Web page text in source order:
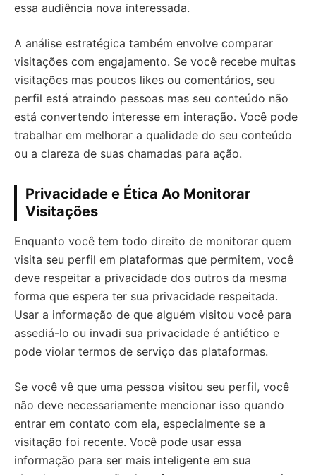
essa audiência nova interessada.
A análise estratégica também envolve comparar
visitações com engajamento. Se você recebe muitas
visitações mas poucos likes ou comentários, seu
perfil está atraindo pessoas mas seu conteúdo não
está convertendo interesse em interação. Você pode
trabalhar em melhorar a qualidade do seu conteúdo
ou a clareza de suas chamadas para ação.
Privacidade e Ética Ao Monitorar
Visitações
Enquanto você tem todo direito de monitorar quem
visita seu perfil em plataformas que permitem, você
deve respeitar a privacidade dos outros da mesma
forma que espera ter sua privacidade respeitada.
Usar a informação de que alguém visitou você para
assediá-lo ou invadi sua privacidade é antiético e
pode violar termos de serviço das plataformas.
Se você vê que uma pessoa visitou seu perfil, você
não deve necessariamente mencionar isso quando
entrar em contato com ela, especialmente se a
visitação foi recente. Você pode usar essa
informação para ser mais inteligente em sua